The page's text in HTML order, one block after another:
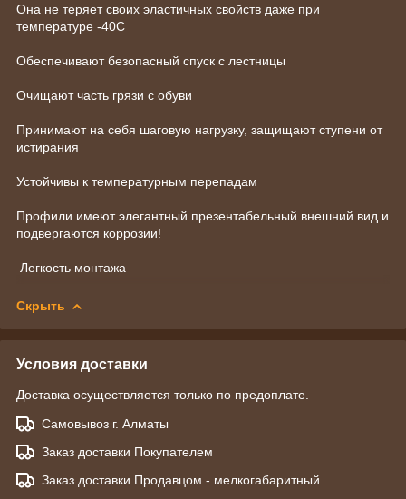
Она не теряет своих эластичных свойств даже при
температуре -40С
Обеспечивают безопасный спуск с лестницы
Очищают часть грязи с обуви
Принимают на себя шаговую нагрузку, защищают ступени от
истирания
Устойчивы к температурным перепадам
Профили имеют элегантный презентабельный внешний вид и
подвергаются коррозии!
Легкость монтажа
Скрыть
Условия доставки
Доставка осуществляется только по предоплате.
Самовывоз г. Алматы
Заказ доставки Покупателем
Заказ доставки Продавцом - мелкогабаритный